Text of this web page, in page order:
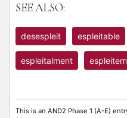
SEE ALSO:
desespleit espleitable
espleitalment
This is an AND2 Phase 1 (A-E)